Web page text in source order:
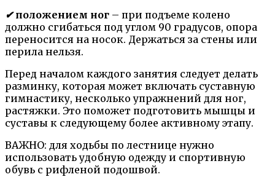
✔положением ног – при подъеме колено
должно сгибаться под углом 90 градусов, опора
переносится на носок. Держаться за стены или
перила нельзя.
Перед началом каждого занятия следует делать
разминку, которая может включать суставную
гимнастику, несколько упражнений для ног,
растяжки. Это поможет подготовить мышцы и
суставы к следующему более активному этапу.
ВАЖНО: для ходьбы по лестнице нужно
использовать удобную одежду и спортивную
обувь с рифленой подошвой.